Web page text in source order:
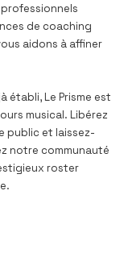
de coaching
aidons à affiner
établi, Le Prisme est
musical. Libérez
public et laissez-
notre communauté
roster